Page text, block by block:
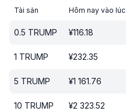
Tài sản Hôm nay vào lúc
0.5 TRUMP ¥116.18
1 TRUMP ¥232.35
5 TRUMP ¥1 161.76
10 TRUMP ¥2 323.52